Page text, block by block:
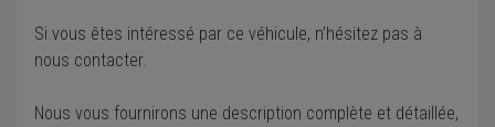
Si vous êtes intéressé par ce véhicule, n’hésitez pas à
nous contacter.
Nous vous fournirons une description complète et détaillée,